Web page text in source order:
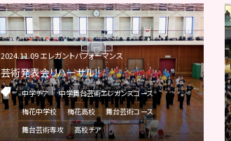
2024.11.09 エレガントパフォーマンス
芸術発表会リハーサル‼
中学チア
中学舞台芸術エレガンスコース
梅花中学校
梅花高校
舞台芸術コース
舞台芸術専攻
高校チア